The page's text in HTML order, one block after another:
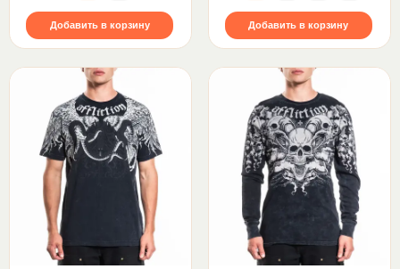
Добавить в корзину Добавить в корзину